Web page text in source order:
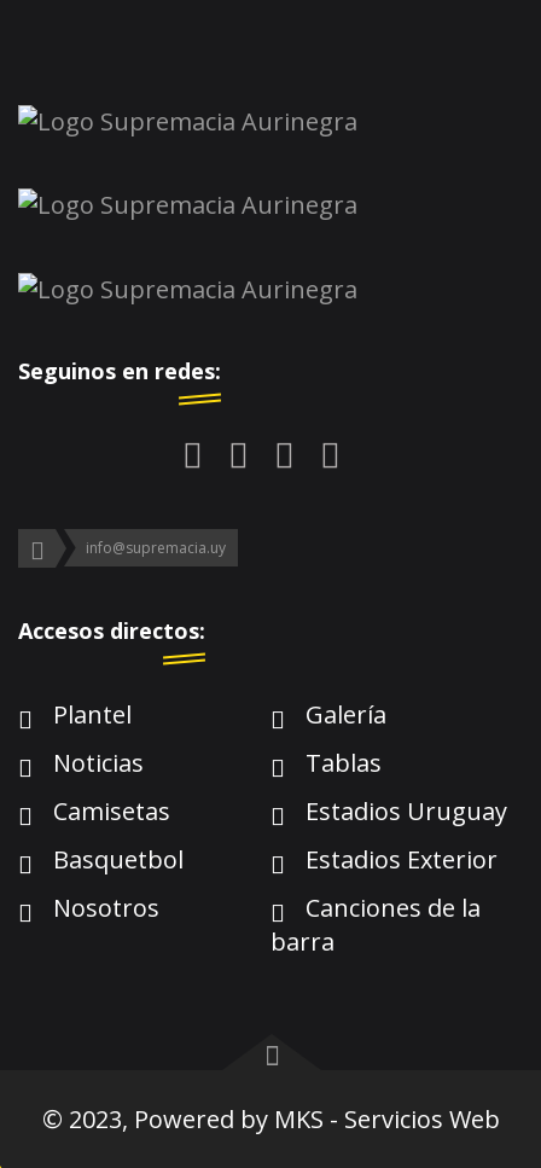
Seguinos en redes:
info@supremacia.uy
Accesos directos:
Plantel
Galería
Noticias
Tablas
Camisetas
Estadios Uruguay
Basquetbol
Estadios Exterior
Nosotros
Canciones de la
barra
© 2023, Powered by MKS - Servicios Web